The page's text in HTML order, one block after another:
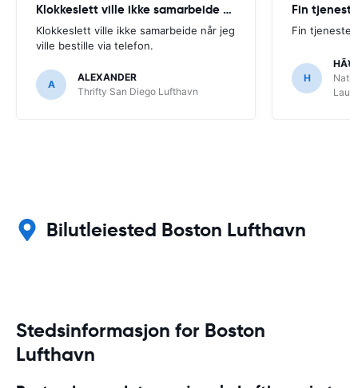
Klokkeslett ville ikke samarbeide når
Klokkeslett ville ikke samarbeide når jeg
ville bestille via telefon.
A
ALEXANDER
Thrifty San Diego Lufthavn
Fin
Fin tjeneste
H
Bilutleiested Boston Lufthavn
Stedsinformasjon for Boston
Lufthavn